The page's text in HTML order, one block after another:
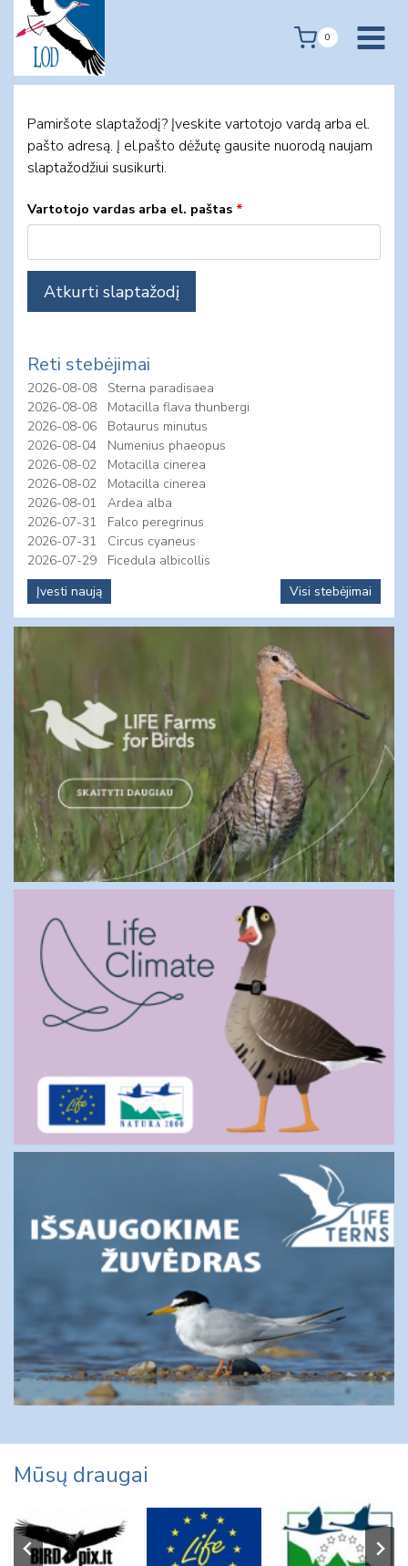
content
0
Pamiršote slaptažodį? Įveskite vartotojo vardą arba el.
pašto adresą. Į el.pašto dėžutę gausite nuorodą naujam
slaptažodžiui susikurti.
Vartotojo vardas arba el. paštas *
Atkurti slaptažodį
Reti stebėjimai
2026-08-08
Sterna paradisaea
2026-08-08
Motacilla flava thunbergi
2026-08-06
Botaurus minutus
2026-08-04
Numenius phaeopus
2026-08-02
Motacilla cinerea
2026-08-02
Motacilla cinerea
2026-08-01
Ardea alba
2026-07-31
Falco peregrinus
2026-07-31
Circus cyaneus
2026-07-29
Ficedula albicollis
Įvesti naują
Visi stebėjimai
Mūsų draugai